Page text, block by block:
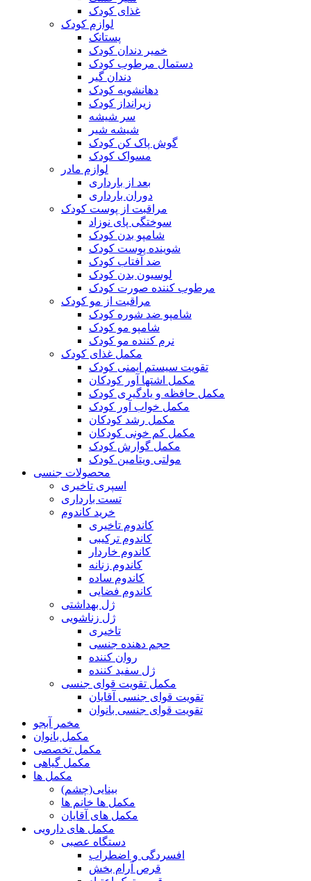
غذای کودک
لوازم کودک
پستانک
خمیر دندان کودک
دستمال مرطوب کودک
دندان گیر
دهانشویه کودک
زیرانداز کودک
سر شیشه
شیشه شیر
گوش پاک کن کودک
مسواک کودک
لوازم مادر
بعد از بارداری
دوران بارداری
مراقبت از پوست کودک
سوختگی پای نوزاد
شامپو بدن کودک
شوینده پوست کودک
ضد آفتاب کودک
لوسیون بدن کودک
مرطوب کننده صورت کودک
مراقبت از مو کودک
شامپو ضد شوره کودک
شامپو مو کودک
نرم کننده مو کودک
مکمل غذای کودک
تقویت سیستم ایمنی کودک
مکمل اشتها آور کودکان
مکمل حافظه و یادگیری کودک
مکمل خواب آور کودک
مکمل رشد کودکان
مکمل کم خونی کودکان
مکمل گوارش کودک
مولتی ویتامین کودک
محصولات جنسی
اسپری تاخیری
تست بارداری
خرید کاندوم
کاندوم تاخیری
کاندوم ترکیبی
کاندوم خاردار
کاندوم زنانه
کاندوم ساده
کاندوم فضایی
ژل بهداشتی
ژل زناشویی
تاخیری
حجم دهنده جنسی
روان کننده
ژل سفید کننده
مکمل تقویت قوای جنسی
تقویت قوای جنسی آقایان
تقویت قوای جنسی بانوان
مخمر آبجو
مکمل بانوان
مکمل تخصصی
مکمل گیاهی
مکمل ها
بینایی(چشم)
مکمل ها خانم ها
مکمل های آقایان
مکمل های دارویی
دستگاه عصبی
افسردگی و اضطراب
قرص آرام بخش